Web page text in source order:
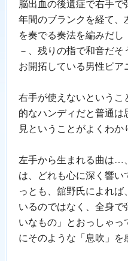
脳出血の後遺症で右手
年間のブランクを経て
を奏でる奏法を編みだ
－、残りの指で和音だ
お開拓している男性ピア
右手が使えないという
的なハンディだと普通
見ということがよくわか
左手から生まれる曲は…
は、どれも心に深く響
っとも、舘野氏によれ
いるのではなく、全身
いなもの」とおっしゃ
にそのような「息吹」を